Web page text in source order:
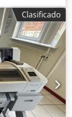
gota 3,5 pl
negro, 360
2.880 x 2.880
cm), A3+, A3
cm ), B2
24 pulgadas,
1: 3 mm (arriba),
Grosor
/
Clasificado